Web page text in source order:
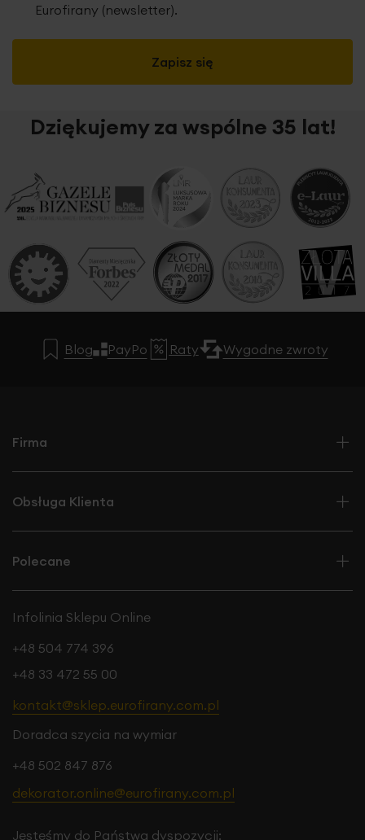
Zapisz się
Eurofirany (newsletter).
Dziękujemy za wspólne 35 lat!
Blog PayPo Raty Wygodne zwroty
Firma
Obsługa Klienta
Polecane
Infolinia Sklepu Online
+48 504 774 396
+48 33 472 55 00
kontakt@sklep.eurofirany.com.pl
Doradca szycia na wymiar
+48 502 847 876
dekorator.online@eurofirany.com.pl
Jesteśmy do Państwa dyspozycji: